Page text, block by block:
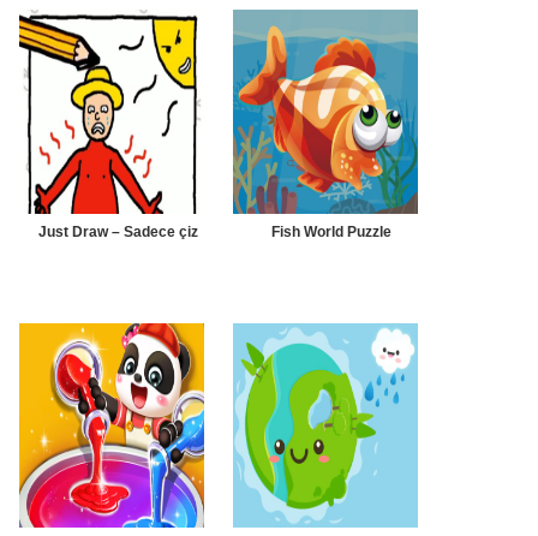
Just Draw – Sadece çiz Fish World Puzzle